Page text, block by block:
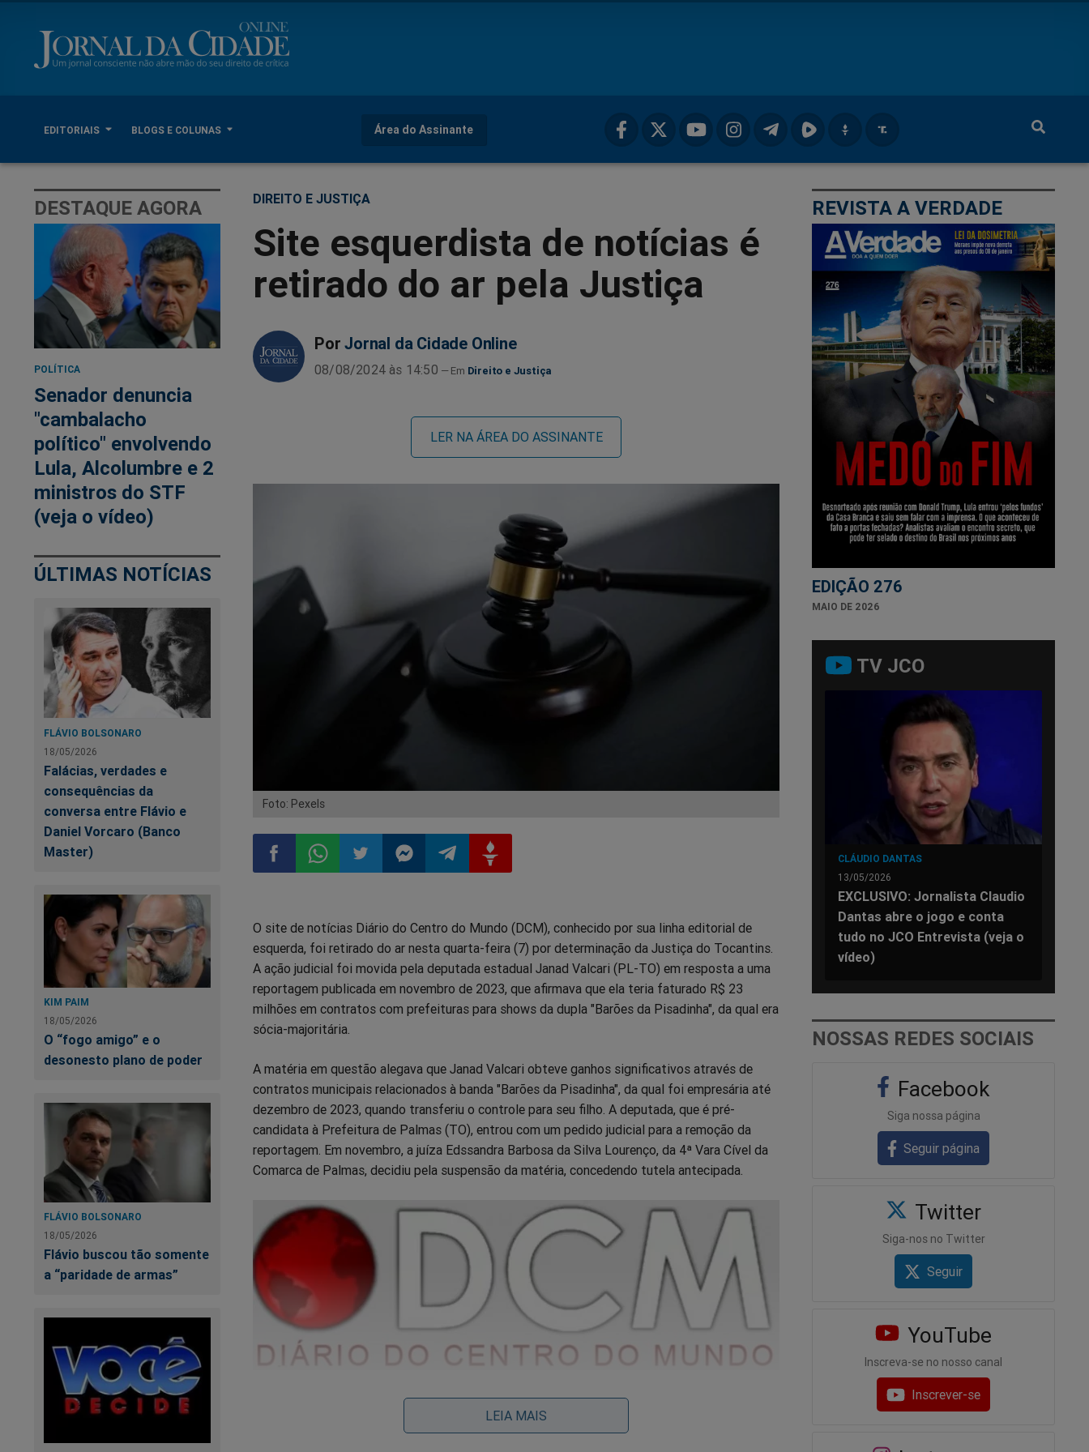
EDITORIAIS BLOGS E COLUNAS Área do Assinante
DESTAQUE AGORA
POLÍTICA
Senador denuncia
"cambalacho
político" envolvendo
Lula, Alcolumbre e 2
ministros do STF
(veja o vídeo)
ÚLTIMAS NOTÍCIAS
FLÁVIO BOLSONARO
18/05/2026
Falácias, verdades e
consequências da
conversa entre Flávio e
Daniel Vorcaro (Banco
Master)
KIM PAIM
18/05/2026
O “fogo amigo” e o
desonesto plano de poder
FLÁVIO BOLSONARO
18/05/2026
Flávio buscou tão somente
a “paridade de armas”
DIREITO E JUSTIÇA
Site esquerdista de notícias é
retirado do ar pela Justiça
Por Jornal da Cidade Online
08/08/2024 às 14:50 Direito e Justiça
LER NA ÁREA DO ASSINANTE
Foto: Pexels
no
Facebook
no
Whatsapp
no
Twitter
no
Messenger
no
Telegram
no
Gettr
O site de notícias Diário do Centro do Mundo (DCM), conhecido por sua linha editorial de
esquerda, foi retirado do ar nesta quarta-feira (7) por determinação da Justiça do Tocantins.
A ação judicial foi movida pela deputada estadual Janad Valcari (PL-TO) em resposta a uma
reportagem publicada em novembro de 2023, que afirmava que ela teria faturado R$ 23
milhões em contratos com prefeituras para shows da dupla "Barões da Pisadinha", da qual era
sócia-majoritária.
A matéria em questão alegava que Janad Valcari obteve ganhos significativos através de
contratos municipais relacionados à banda "Barões da Pisadinha", da qual foi empresária até
dezembro de 2023, quando transferiu o controle para seu filho. A deputada, que é pré-
candidata à Prefeitura de Palmas (TO), entrou com um pedido judicial para a remoção da
reportagem. Em novembro, a juíza Edssandra Barbosa da Silva Lourenço, da 4ª Vara Cível da
Comarca de Palmas, decidiu pela suspensão da matéria, concedendo tutela antecipada.
Contudo, devido às repetidas tentativas falhas de notificação do portal, a juíza ordenou ao
Núcleo de Informação e Coordenação do Ponto BR (NIC.br), responsável pela administração
LEIA MAIS
REVISTA A VERDADE
EDIÇÃO 276
MAIO DE 2026
TV JCO
CLÁUDIO DANTAS
13/05/2026
EXCLUSIVO: Jornalista Claudio
Dantas abre o jogo e conta
tudo no JCO Entrevista (veja o
vídeo)
NOSSAS REDES SOCIAIS
Facebook
Siga nossa página
Seguir página
Twitter
Siga-nos no Twitter
Seguir
YouTube
Inscreva-se no nosso canal
Inscrever-se